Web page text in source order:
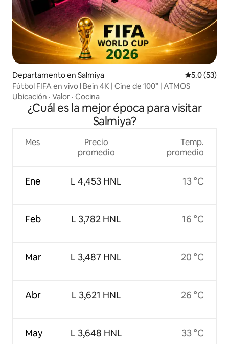
Departamento en Salmiya Calificación
5.0 (53)
Fútbol FIFA en vivo l Bein 4K | Cine de 100” | ATMOS
Ubicación · Valor · Cocina
¿Cuál es la mejor época para visitar
Salmiya?
Mes
Ene
Feb
Mar
Abr
May
Precio
promedio
L 4,453 HNL
L 3,782 HNL
L 3,487 HNL
L 3,621 HNL
L 3,648 HNL
Temp.
promedio
13 °C
16 °C
20 °C
26 °C
33 °C